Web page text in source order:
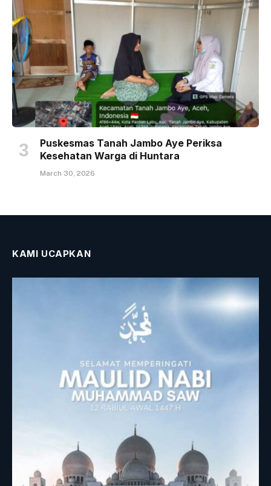
Puskesmas Tanah Jambo Aye Periksa
Kesehatan Warga di Huntara
March 30, 2026
KAMI UCAPKAN